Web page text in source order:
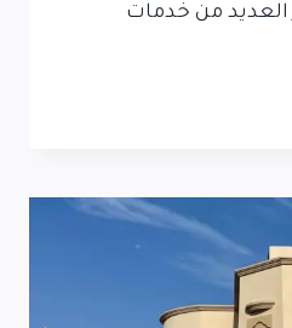
العديد من خدمات